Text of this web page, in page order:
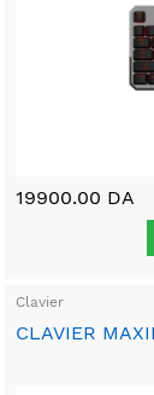
19900.00 DA
Clavier
CLAVIER